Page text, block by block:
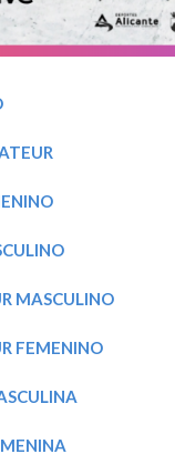
MASCULINO
FEMENINO